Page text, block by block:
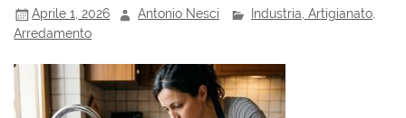
Aprile 1, 2026 Antonio Nesci
Industria, Artigianato,
Arredamento